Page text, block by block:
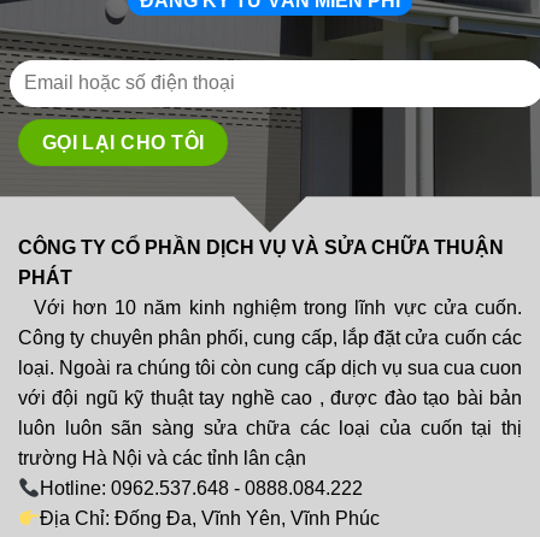
CÔNG TY CỔ PHẦN DỊCH VỤ VÀ SỬA CHỮA THUẬN
PHÁT
Với hơn 10 năm kinh nghiệm trong lĩnh vực cửa cuốn.
Công ty chuyên phân phối, cung cấp, lắp đặt cửa cuốn các
loại. Ngoài ra chúng tôi còn cung cấp dịch vụ sua cua cuon
với đội ngũ kỹ thuật tay nghề cao , được đào tạo bài bản
luôn luôn sãn sàng sửa chữa các loại của cuốn tại thị
trường Hà Nội và các tỉnh lân cận
Hotline: 0962.537.648 - 0888.084.222
Địa Chỉ: Đống Đa, Vĩnh Yên, Vĩnh Phúc